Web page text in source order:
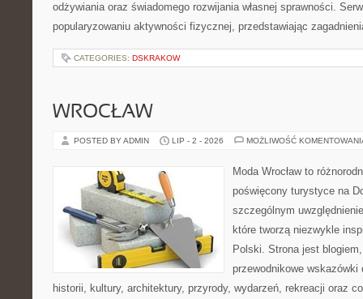
odżywiania oraz świadomego rozwijania własnej sprawności.
popularyzowaniu aktywności fizycznej, przedstawiając
CATEGORIES: DSKRAKOW
WROCŁAW
POSTED BY ADMIN LIP - 2 - 2026 MOŻLIWOŚĆ
Moda Wrocław to
poświęcony turystyce na
szczególnym
które tworzą niezwykle
Polski. Strona jest
przewodnikowe
historii, kultury, architektury, przyrody, wydarzeń, rekreacji oraz